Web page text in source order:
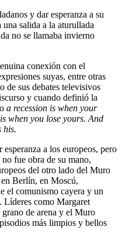
y dar esperanza a su
salida a la aturullada
no se llamaba invierno
conexión con el
suyas, entre otras
de sus debates televisivos
y cuando definió la
a recession is when your
when you lose yours. And
his.
a los europeos, pero
fue obra de su mano,
del otro lado del Muro
Berlín, en Moscú,
el comunismo cayera y un
Líderes como Margaret
de arena y el Muro
más limpios y bellos